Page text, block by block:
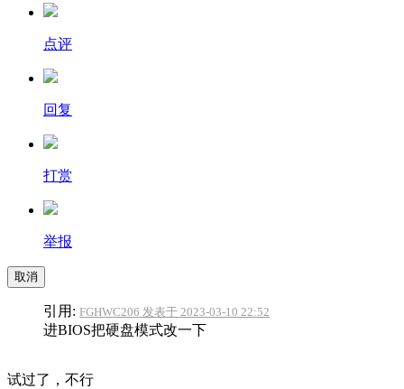
点评
回复
打赏
举报
取消
引用: FGHWC206 发表于 2023-03-10 22:52
进BIOS把硬盘模式改一下
试过了，不行